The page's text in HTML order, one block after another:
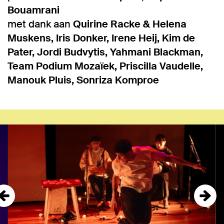
Bouamrani
met dank aan Quirine Racke & Helena
Muskens, Iris Donker, Irene Heij, Kim de
Pater, Jordi Budvytis, Yahmani Blackman,
Team Podium Mozaïek, Priscilla Vaudelle,
Manouk Pluis, Sonriza Komproe